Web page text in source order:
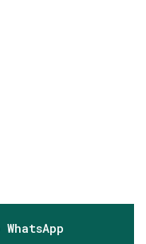
WhatsApp